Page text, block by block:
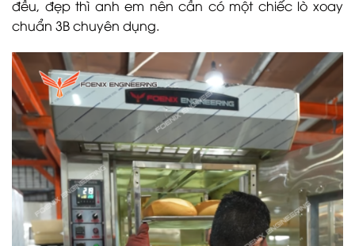
đều, đẹp thì anh em nên cần có một chiếc lò xoay
chuẩn 3B chuyên dụng.